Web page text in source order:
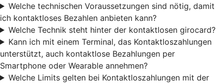
Welche technischen Voraussetzungen sind nötig, damit
ich kontaktloses Bezahlen anbieten kann?
Welche Technik steht hinter der kontaktlosen girocard?
Kann ich mit einem Terminal, das Kontaktloszahlungen
unterstützt, auch kontaktlose Bezahlungen per
Smartphone oder Wearable annehmen?
Welche Limits gelten bei Kontaktloszahlungen mit der